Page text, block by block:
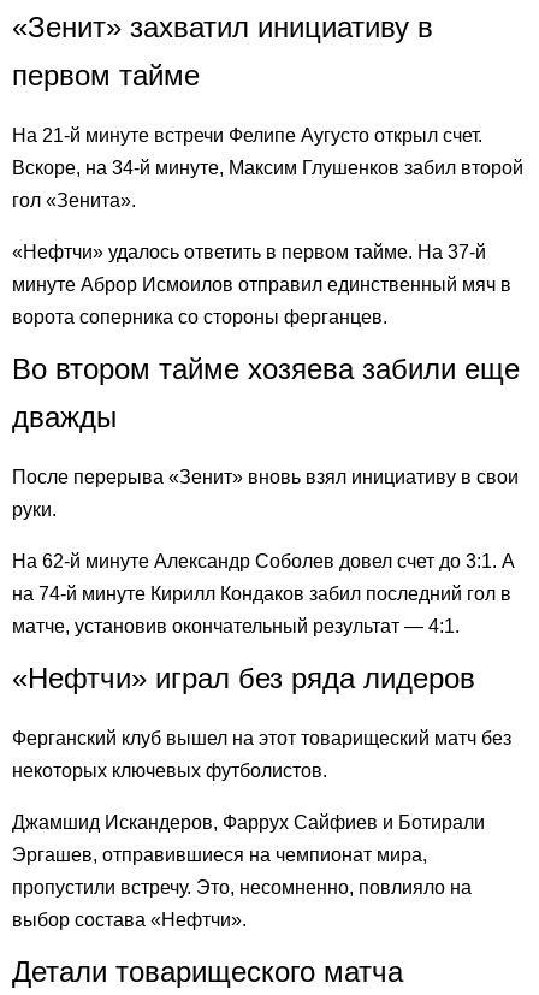
«Зенит» захватил инициативу в
первом тайме
На 21-й минуте встречи Фелипе Аугусто открыл счет.
Вскоре, на 34-й минуте, Максим Глушенков забил второй
гол «Зенита».
«Нефтчи» удалось ответить в первом тайме. На 37-й
минуте Аброр Исмоилов отправил единственный мяч в
ворота соперника со стороны ферганцев.
Во втором тайме хозяева забили еще
дважды
После перерыва «Зенит» вновь взял инициативу в свои
руки.
На 62-й минуте Александр Соболев довел счет до 3:1. А
на 74-й минуте Кирилл Кондаков забил последний гол в
матче, установив окончательный результат — 4:1.
«Нефтчи» играл без ряда лидеров
Ферганский клуб вышел на этот товарищеский матч без
некоторых ключевых футболистов.
Джамшид Искандеров, Фаррух Сайфиев и Ботирали
Эргашев, отправившиеся на чемпионат мира,
пропустили встречу. Это, несомненно, повлияло на
выбор состава «Нефтчи».
Детали товарищеского матча